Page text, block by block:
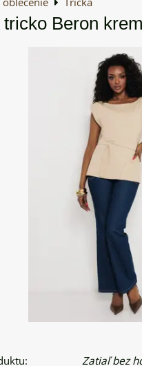
Beron krem
Zatiaľ bez